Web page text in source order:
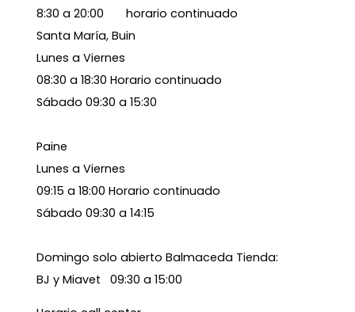
8:30 a 20:00 horario continuado
Santa María, Buin
Lunes a Viernes
08:30 a 18:30 Horario continuado
Sábado 09:30 a 15:30
Paine
Lunes a Viernes
09:15 a 18:00 Horario continuado
Sábado 09:30 a 14:15
Domingo solo abierto Balmaceda Tienda:
BJ y Miavet 09:30 a 15:00